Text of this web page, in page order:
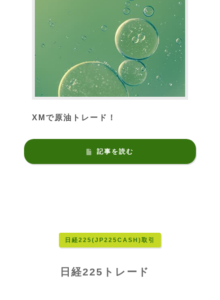
XMで原油トレード！
記事を読む
日経225(JP225CASH)取引
日経225トレード